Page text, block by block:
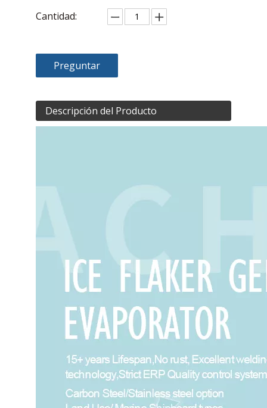
Cantidad:
Preguntar
Descripción del Producto